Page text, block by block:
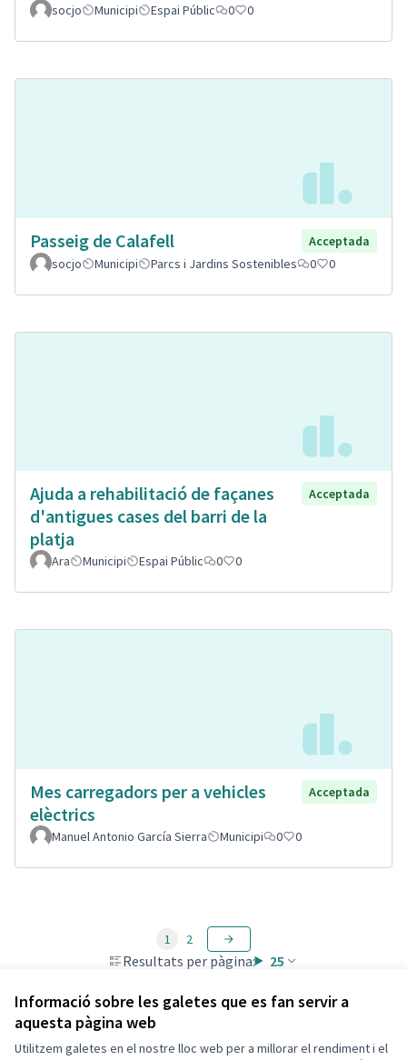
Informació sobre les galetes que es fan servir a
aquesta pàgina web
Utilitzem galetes en el nostre lloc web per a millorar el rendiment i el
socjo
Municipi Espai Públic 0 0
Passeig de Calafell
Acceptada
socjo
Municipi Parcs i Jardins Sostenibles 0 0
Ajuda a rehabilitació de façanes
d'antigues cases del barri de la
platja
Acceptada
Ara Municipi Espai Públic 0 0
Mes carregadors per a vehicles
elèctrics
Acceptada
Manuel Antonio García Sierra Municipi 0 0
Resultats per pàgina: 25
1 2
Termes i condicions d'ús